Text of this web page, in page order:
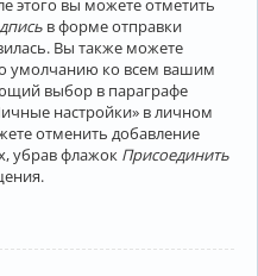
в форме отправки
Вы также можете
умолчанию ко всем вашим
выбор в параграфе
настройки» в личном
отменить добавление
убрав флажок Присоединить